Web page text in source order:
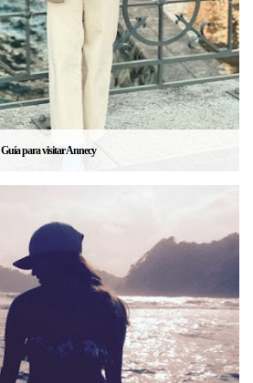
Guía para visitar Annecy